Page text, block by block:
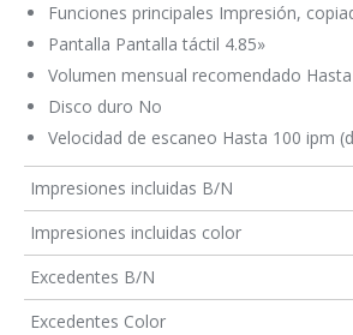
Funciones principales Impresión,
Pantalla Pantalla táctil 4.85»
Volumen mensual recomendado
Disco duro No
Velocidad de escaneo Hasta 100 ipm
Impresiones incluidas B/N
Impresiones incluidas color
Excedentes B/N
Excedentes Color